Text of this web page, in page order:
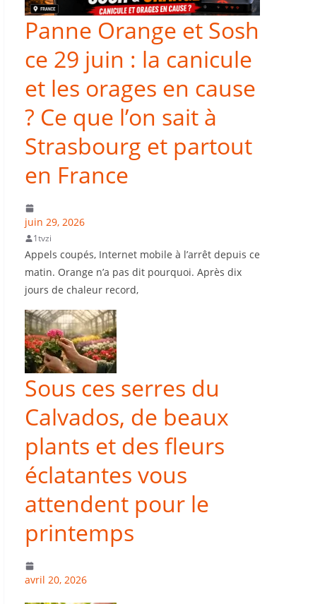
Panne Orange et Sosh
ce 29 juin : la canicule
et les orages en cause
? Ce que l’on sait à
Strasbourg et partout
en France
juin 29, 2026
1tvzi
Appels coupés, Internet mobile à l’arrêt depuis ce
matin. Orange n’a pas dit pourquoi. Après dix
jours de chaleur record,
Sous ces serres du
Calvados, de beaux
plants et des fleurs
éclatantes vous
attendent pour le
printemps
avril 20, 2026